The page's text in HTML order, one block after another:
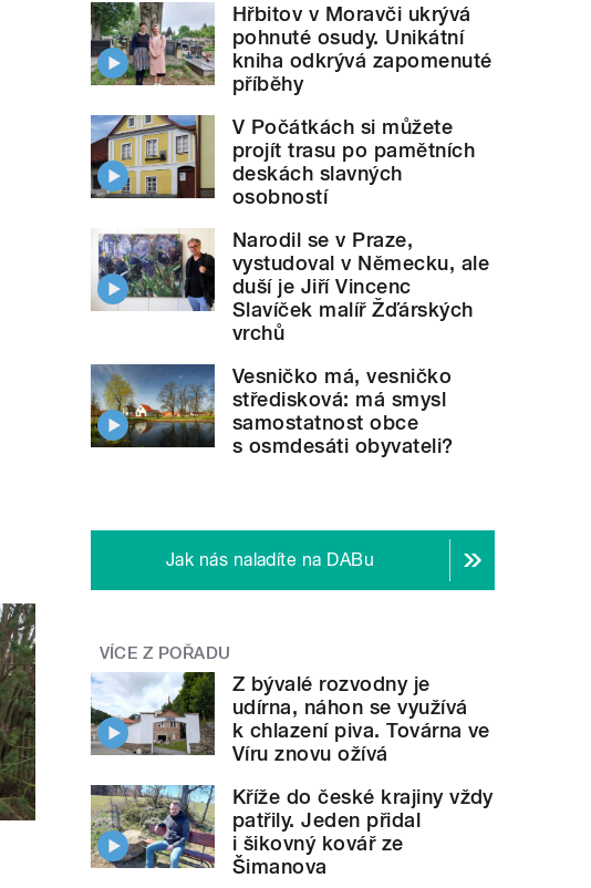
Hřbitov v Moravči ukrývá
pohnuté osudy. Unikátní
kniha odkrývá zapomenuté
příběhy
V Počátkách si můžete
projít trasu po pamětních
deskách slavných
osobností
Narodil se v Praze,
vystudoval v Německu, ale
duší je Jiří Vincenc
Slavíček malíř Žďárských
vrchů
Vesničko má, vesničko
středisková: má smysl
samostatnost obce
s osmdesáti obyvateli?
Jak nás naladíte na DABu
VÍCE Z POŘADU
Z bývalé rozvodny je
udírna, náhon se využívá
k chlazení piva. Továrna ve
Víru znovu ožívá
Kříže do české krajiny vždy
patřily. Jeden přidal
i šikovný kovář ze
Šimanova